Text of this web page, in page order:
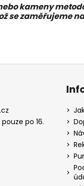
kameny
se zaměřujeme
po 16.